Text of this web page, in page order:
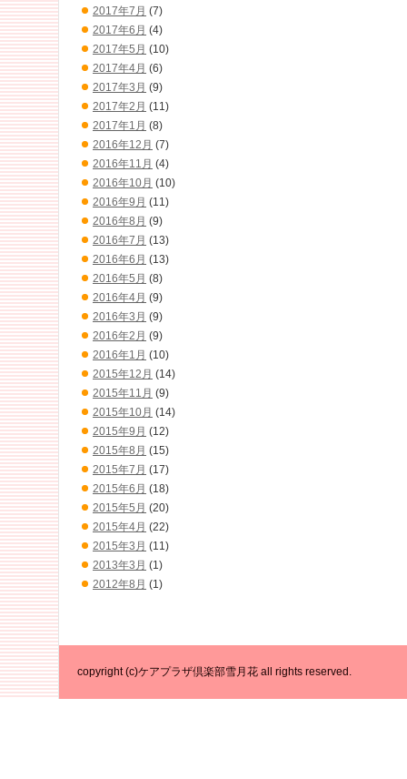
2017年7月 (7)
2017年6月 (4)
2017年5月 (10)
2017年4月 (6)
2017年3月 (9)
2017年2月 (11)
2017年1月 (8)
2016年12月 (7)
2016年11月 (4)
2016年10月 (10)
2016年9月 (11)
2016年8月 (9)
2016年7月 (13)
2016年6月 (13)
2016年5月 (8)
2016年4月 (9)
2016年3月 (9)
2016年2月 (9)
2016年1月 (10)
2015年12月 (14)
2015年11月 (9)
2015年10月 (14)
2015年9月 (12)
2015年8月 (15)
2015年7月 (17)
2015年6月 (18)
2015年5月 (20)
2015年4月 (22)
2015年3月 (11)
2013年3月 (1)
2012年8月 (1)
copyright (c)ケアプラザ倶楽部雪月花 all rights reserved.